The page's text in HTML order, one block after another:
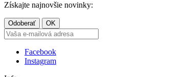
Získajte najnovšie novinky:
Facebook
Instagram